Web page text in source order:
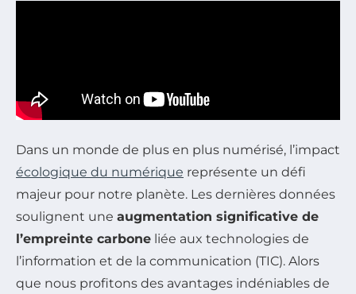
Dans un monde de plus en plus numérisé, l’impact
écologique du numérique représente un défi
majeur pour notre planète. Les dernières données
soulignent une augmentation significative de
l’empreinte carbone liée aux technologies de
l’information et de la communication (TIC). Alors
que nous profitons des avantages indéniables de